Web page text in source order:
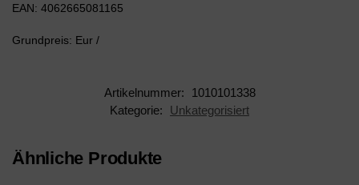
EAN: 4062665081165
Grundpreis: Eur /
Artikelnummer:
1010101338
Kategorie:
Unkategorisiert
Ähnliche Produkte